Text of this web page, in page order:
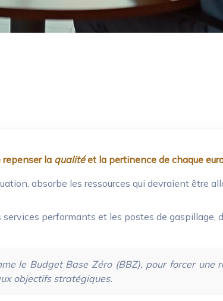
repenser la qualitéet la pertinence de chaque
absorbe les ressources qui devraient être
performants et les postes de gaspillage,
le Budget Base Zéro (BBZ), pour forcer une
objectifs stratégiques.